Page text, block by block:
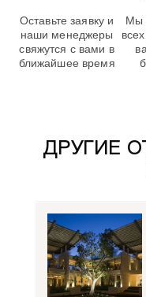
Оставьте заявку и
наши менеджеры
свяжутся с вами в
ближайшее время
Мы
ДРУГИЕ